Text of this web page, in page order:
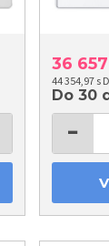
36 657
44 354,97 s
Do 30
−